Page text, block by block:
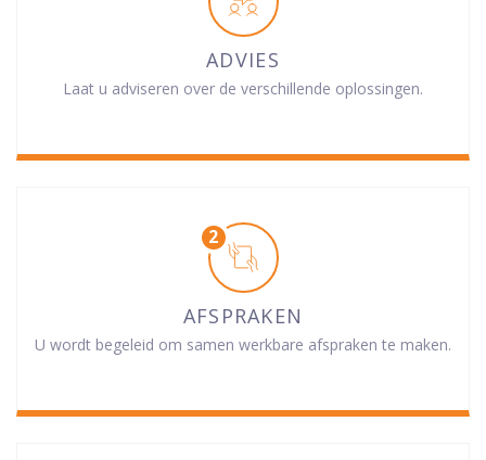
ADVIES
Laat u adviseren over de verschillende oplossingen.
AFSPRAKEN
U wordt begeleid om samen werkbare afspraken te maken.